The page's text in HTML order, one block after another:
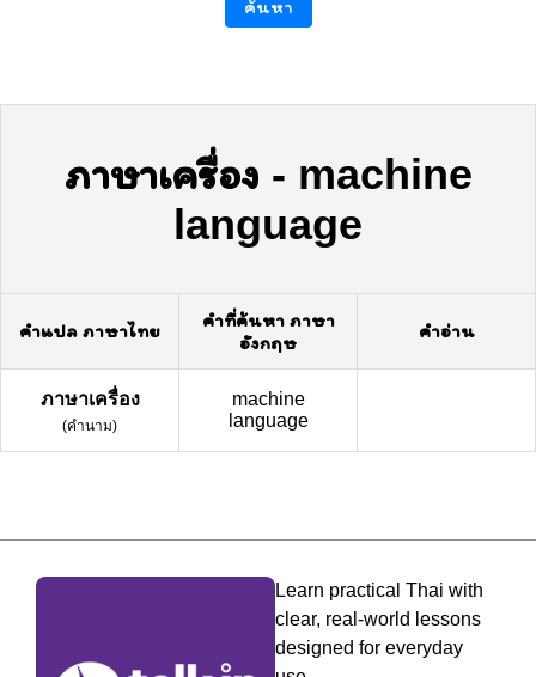
ค้นหา
ภาษาเครื่อง - machine
language
คำแปล ภาษาไทย
คำที่ค้นหา ภาษา
อังกฤษ
คำอ่าน
ภาษาเครื่อง
(คำนาม)
machine
language
Learn practical Thai with
clear, real-world lessons
designed for everyday